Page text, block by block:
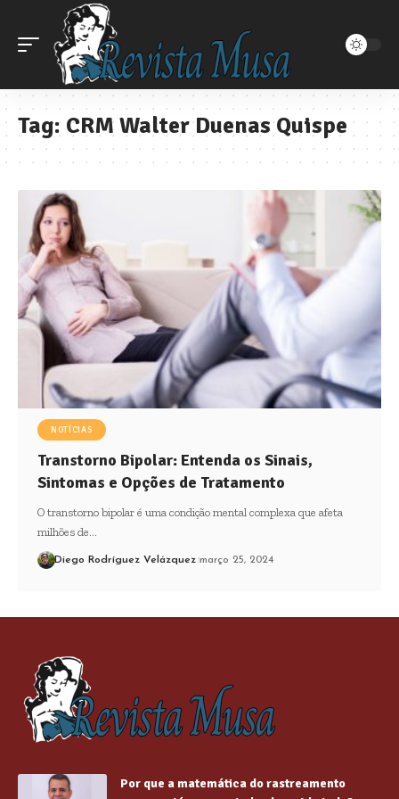
Tag: CRM Walter Duenas Quispe
NOTÍCIAS
Transtorno Bipolar: Entenda os Sinais,
Sintomas e Opções de Tratamento
O transtorno bipolar é uma condição mental complexa que afeta
milhões de…
Diego Rodríguez Velázquez março 25, 2024
Por que a matemática do rastreamento